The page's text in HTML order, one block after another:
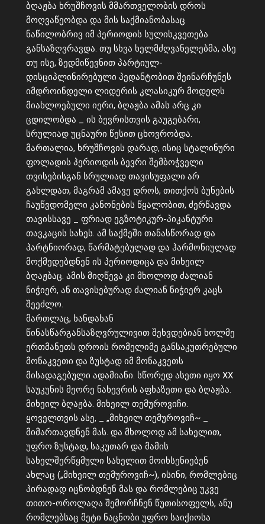
ბღაჟბა ხრუშჩოვის მმართველობის დროს
მოღვაწეობდა და მის საქმიანობასაც
ნაწილობრივ იმ პერიოდის სულისკვეთება
განსაზღვრავდა. თუ სხვა ხელმძღვანელებმა, ასე
თუ ისე, ზედმიწევნით პარტიულ-
დისციპლინირებული პედანტობით შეინარჩუნეს
იმდროინდელი ლიდერის კლასიკურ მოდელს
მიახლოებული იერი, ბღაჟბა ამას არც კი
ცდილობდა _ ის ბევრისთვის გაუგებარი,
სრულიად უცნაური წესით ცხოვრობდა.
მართალია, ხრუშჩოვის დარად, ისიც სტალინური
ფოლადის პერიოდის ბევრი შემბოჭველი
თვისებისგან სრულიად თავისუფალი არ
გახლდათ, მაგრამ ამავე დროს, თითქოს ბუნების
ჩაუწვდომელი კანონების წყალობით, ძერწავდა
თავისსავე _ ფრიად ეგზოტიკურ-პიკანტური
თავკაცის სახეს. ამ საქმეში თანასწორად და
პარტნიორად, წარმატებულად და ჰარმონიულად
მოქმედებდნენ ის პერიოდიცა და მიხეილ
ბღაჟბაც. ამის მიღწევა კი მხოლოდ ძალიან
ნიჭიერ, ან თავისებურად ძალიან ნიჭიერ კაცს
შეეძლო.
მართლაც, ხანდახან
წინასწარგანსაზღვრულივით შეხვდებიან ხოლმე
ერთმანეთს დროის რომელიმე განსაკუთრებული
მონაკვეთი და ზუსტად იმ მონაკვეთს
მისადაგებული ადამიანი. სწორედ ასეთი იყო XX
საუკუნის მეორე ნახევრის აფხაზეთი და ბღაჟბა.
მიხეილ ბღაჟბა. მიხეილ თემუროვიჩი.
ყოველთვის ასე, _ „მიხეილ თემუროვიჩ~ _
მიმართავდნენ მას. და მხოლოდ ამ სახელით,
უფრო ზუსტად, საკუთარ და მამის
სახელშერწყმული სახელით მოიხსენიებენ
ახლაც („მიხეილ თემუროვიჩ~), ისინი, რომლებიც
პირადად იცნობდნენ მას და რომლებიც უკვე
თითო-ოროლაღა შემორჩნენ წუთისოფელს, ანუ
რომლებსაც მეტი ნაცნობი უფრო საიქიოსა